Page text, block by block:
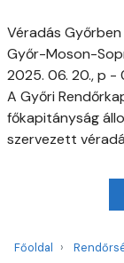
Véradás Győrben
Győr-Moson-
2025. 06. 20., p -
A Győri
főkapitányság
szervezett
Főoldal